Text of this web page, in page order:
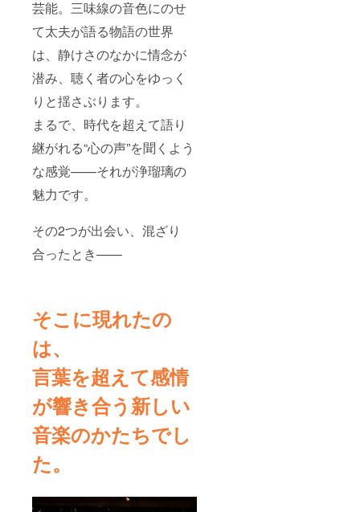
芸能。三味線の音色にのせ
て太夫が語る物語の世界
は、静けさのなかに情念が
潜み、聴く者の心をゆっく
りと揺さぶります。
まるで、時代を超えて語り
継がれる“心の声”を聞くよう
な感覚——それが浄瑠璃の
魅力です。
その2つが出会い、混ざり
合ったとき——
そこに現れたの
は、
言葉を超えて感情
が響き合う新しい
音楽のかたちでし
た。